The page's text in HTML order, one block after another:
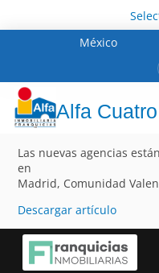
México
Alfa
Las nuevas agencias
en
Madrid, Comunidad
Descargar artículo